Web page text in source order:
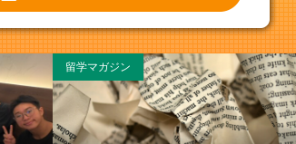
留学マガジン